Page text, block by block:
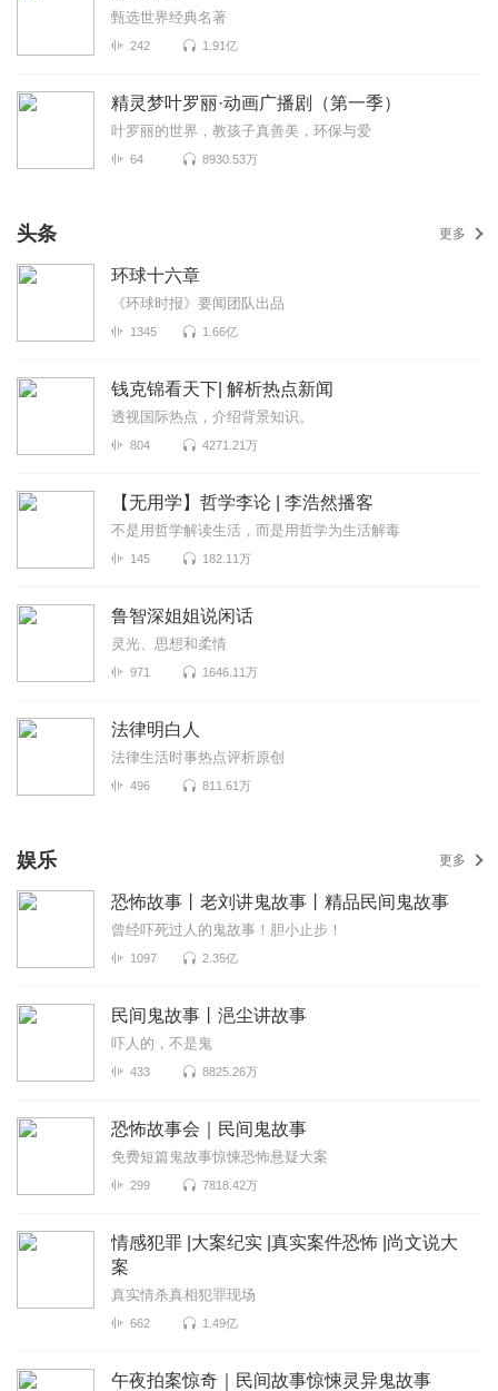
甄选世界经典名著
242 1.91亿
精灵梦叶罗丽·动画广播剧（第一季）
叶罗丽的世界，教孩子真善美，环保与爱
64 8930.53万
头条 更多
环球十六章
《环球时报》要闻团队出品
1345 1.66亿
钱克锦看天下| 解析热点新闻
透视国际热点，介绍背景知识。
804 4271.21万
【无用学】哲学李论 | 李浩然播客
不是用哲学解读生活，而是用哲学为生活解毒
145 182.11万
鲁智深姐姐说闲话
灵光、思想和柔情
971 1646.11万
法律明白人
法律生活时事热点评析原创
496 811.61万
娱乐 更多
恐怖故事丨老刘讲鬼故事丨精品民间鬼故事
曾经吓死过人的鬼故事！胆小止步！
1097 2.35亿
民间鬼故事丨浥尘讲故事
吓人的，不是鬼
433 8825.26万
恐怖故事会｜民间鬼故事
免费短篇鬼故事惊悚恐怖悬疑大案
299 7818.42万
情感犯罪 |大案纪实 |真实案件恐怖 |尚文说大
案
真实情杀真相犯罪现场
662 1.49亿
午夜拍案惊奇｜民间故事惊悚灵异鬼故事